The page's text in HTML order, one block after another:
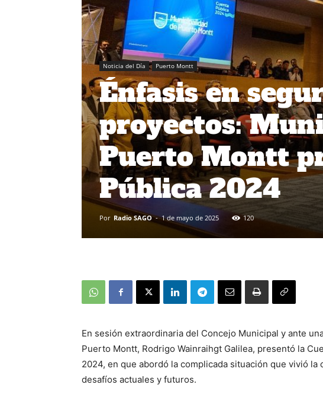
Noticia del Día Puerto Montt
Énfasis en
proyectos:
Puerto Montt
Pública 2024
Por Radio SAGO - 1 de mayo de 2025 120
En sesión extraordinaria del Concejo Municipal y ante
Puerto Montt, Rodrigo Wainraihgt Galilea, presentó la
2024, en que abordó la complicada situación que vivió
desafíos actuales y futuros.